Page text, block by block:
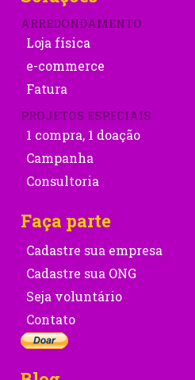
ARREDONDAMENTO
Loja física
e-commerce
Fatura
PROJETOS ESPECIAIS
1 compra, 1 doação
Campanha
Consultoria
Faça parte
Cadastre sua empresa
Cadastre sua ONG
Seja voluntário
Contato